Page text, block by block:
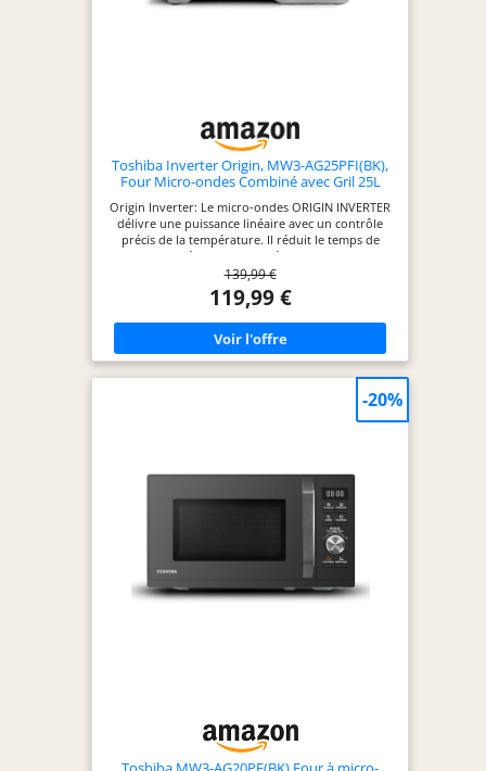
Toshiba Inverter Origin, MW3-AG25PFI(BK),
Four Micro-ondes Combiné avec Gril 25L
Cussion Rapide, Grande Capacité,
Décongélation Chef
Origin Inverter: Le micro-ondes ORIGIN INVERTER
délivre une puissance linéaire avec un contrôle
précis de la température. Il réduit le temps de
chauffage et économise de l'énergie, remplaçant
les transformateurs et condensateurs bruyants
pour réduire le niveau sonore à 57dB, le rendant
super silencieux. Chef Defrost: Le four à micro-
ondes Toshiba dispose d'un programme de
décongélation professionnel qui empêche les
aliments de surchauffer à l'extérieur et de sous-
surcuisson. 3 Fonctions en Un: Ce micro-ondes
polyvalent, gril et combi est une excellente
maison. Grande Capacité de 25L: Plus grande en
capacité, plus compacte en taille. Avec un plateau
tournant de 288 mm, le four à micro-ondes de 25L
peut accueillir la majorité des plats, y compris une
grande pizza de 25cm. L'empreinte réduite
garantit qu'il ne prend pas trop de place sur le
139,99 €
119,99 €
-20%